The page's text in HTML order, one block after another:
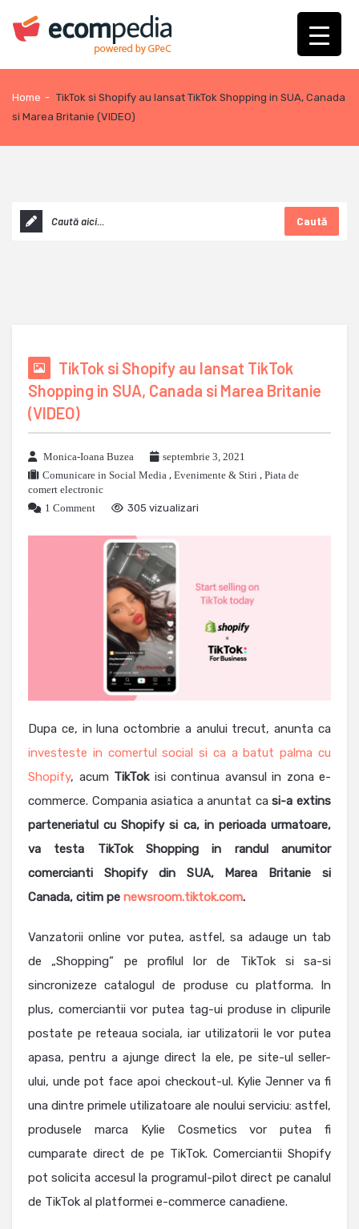
Home - TikTok si Shopify au lansat TikTok Shopping in SUA, Canada
si Marea Britanie (VIDEO)
Caută
TikTok si Shopify au lansat TikTok
Shopping in SUA, Canada si Marea Britanie
(VIDEO)
Monica-Ioana Buzea
septembrie 3, 2021
Comunicare in Social Media , Evenimente & Stiri , Piata de
comert electronic
1 Comment
305 vizualizari
Dupa ce, in luna octombrie a anului trecut, anunta ca
investeste in comertul social si ca a batut palma cu
Shopify, acum TikTokisi continua avansul in zona e-
commerce. Compania asiatica a anuntat casi-a extins
parteneriatul cu Shopify si ca, in perioada urmatoare,
va testa TikTok Shopping in randul anumitor
comercianti Shopify din SUA, Marea Britanie si
Canada, citim pe newsroom.tiktok.com.
Vanzatorii online vor putea, astfel, sa adauge un tab
de „Shopping” pe profilul lor de TikTok si sa-si
sincronizeze catalogul de produse cu platforma. In
plus, comerciantii vor putea tag-ui produse in clipurile
postate pe reteaua sociala, iar utilizatorii le vor putea
apasa, pentru a ajunge direct la ele, pe site-ul seller-
ului, unde pot face apoi checkout-ul. Kylie Jenner va fi
una dintre primele utilizatoare ale noului serviciu: astfel,
produsele marca Kylie Cosmetics vor putea fi
cumparate direct de pe TikTok. Comerciantii Shopify
pot solicita accesul la programul-pilot direct pe canalul
de TikTok al platformei e-commerce canadiene.